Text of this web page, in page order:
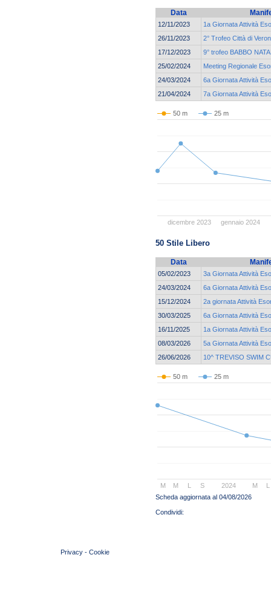
Data
12/11/2023
1a Giornata Attività
26/11/2023
2° Trofeo Città di
17/12/2023
9° trofeo BABBO
25/02/2024
Meeting Regionale
24/03/2024
6a Giornata Attività
21/04/2024
7a Giornata Attività
50 m 25 m
dicembre 2023 gennaio 2024
50 Stile Libero
Data
05/02/2023
3a Giornata Attività
24/03/2024
6a Giornata Attività
15/12/2024
2a giornata Attività
30/03/2025
6a Giornata Attività
16/11/2025
1a Giornata Attività
08/03/2026
5a Giornata Attività
26/06/2026
10^ TREVISO SWIM
50 m 25 m
2024
M M L S M L
Scheda aggiornata al 04/08/2026
Privacy - Cookie